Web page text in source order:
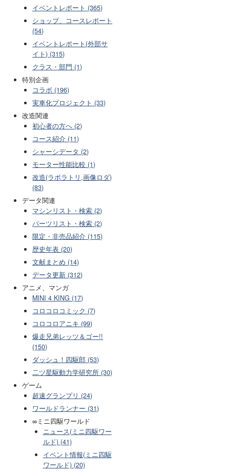
イベントレポート (365)
ショップ、コースレポート
(54)
イベントレポート(外部サ
イト) (315)
クラス・部門 (1)
特別企画
コラボ (196)
実車化プロジェクト (33)
改造関連
初心者の方へ (2)
コース紹介 (11)
シャーシデータ (2)
モーター性能比較 (1)
改造(ラボラトリ,画像ロダ)
(83)
データ関連
マシンリスト・検索 (2)
パーツリスト・検索 (2)
限定・非売品紹介 (115)
歴史年表 (20)
文献まとめ (14)
データ更新 (312)
アニメ、マンガ
MINI 4 KING (17)
コロコロコミック (7)
コロコロアニキ (99)
爆走兄弟レッツ＆ゴー!!
(150)
ダッシュ！四駆郎 (53)
二ツ星駆動力学研究所 (30)
ゲーム
超速グランプリ (24)
ワールドランナー (31)
∞ミニ四駆ワールド
ニュース(ミニ四駆ワー
ルド) (41)
イベント情報(ミニ四駆
ワールド) (20)